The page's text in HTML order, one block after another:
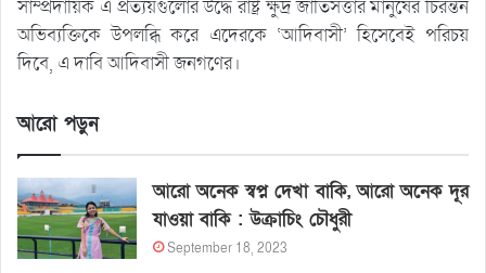
সাম্প্রদায়িক এ প্রত্যয়গুলোর উর্দ্ধে রাষ্ট্র ক্ষুদ্র জাতিসত্তার মানুষের চিরন্তন
অভিব্যক্তিকে উপলব্ধি করে এদেরকে ‘আদিবাসী’ হিসেবেই পরিচয়
দিবে, এ দাবি আদিবাসী জনগণের।
আরো পড়ুন
আরো অনেক স্বপ্ন দেখা বাকি, আরো অনেক দূর
যাওয়া বাকি : উক্রাচিং চৌধুরী
September 18, 2023